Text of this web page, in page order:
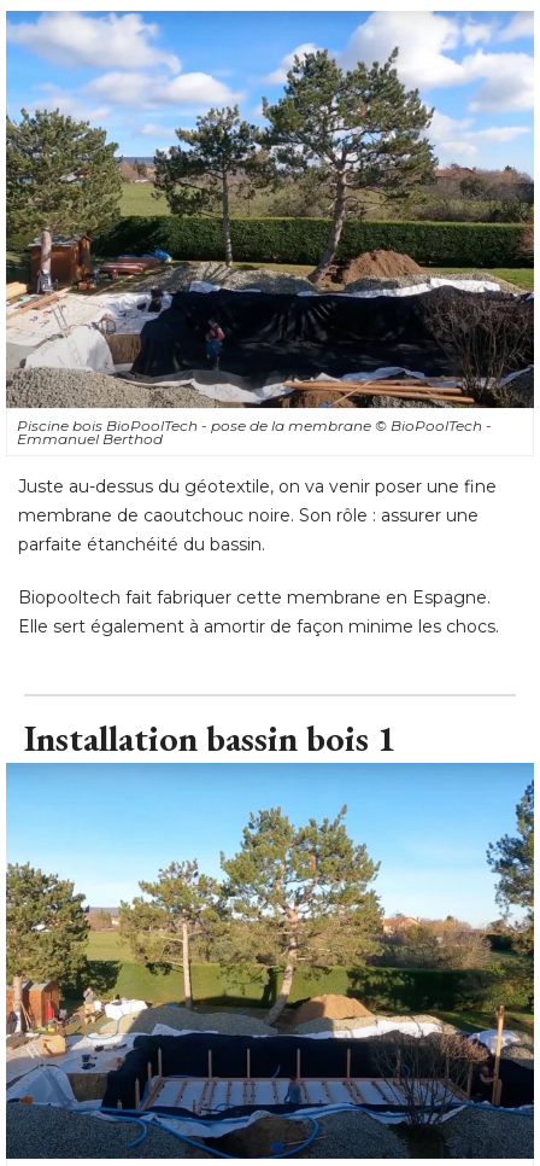
Piscine bois BioPoolTech - pose de la membrane © BioPoolTech -
Emmanuel Berthod
Juste au-dessus du géotextile, on va venir poser une fine
membrane de caoutchouc noire. Son rôle : assurer une
parfaite étanchéité du bassin.
Biopooltech fait fabriquer cette membrane en Espagne.
Elle sert également à amortir de façon minime les chocs.
Installation bassin bois 1